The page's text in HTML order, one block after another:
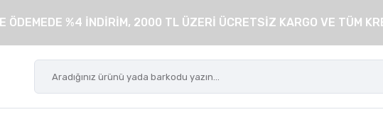
ÖDEMEDE %4 İNDİRİM, 2000 TL ÜZERİ ÜCRETSİZ KARGO VE TÜM